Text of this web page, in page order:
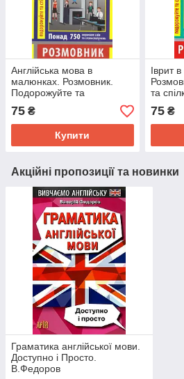
Англійська мова в
малюнках. Розмовник.
Подорожуйте та
спілкуйтеся із
задоволенням (Арій)
75 ₴
Купити
Іврит
та
75₴
Акційні пропозиції та новинки
Граматика англійської мови.
Доступно і Просто.
В.Федоров